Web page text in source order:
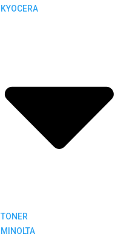
KYOCERA
TONER
MINOLTA